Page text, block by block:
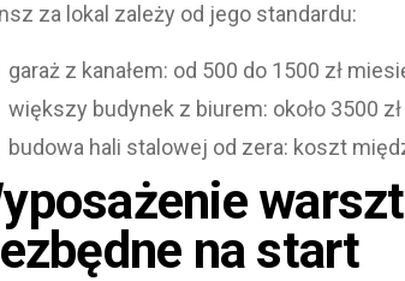
za lokal zależy od jego standardu:
garaż z kanałem: od 500 do 1500 zł
większy budynek z biurem: około 3500
budowa hali stalowej od zera: koszt
na start